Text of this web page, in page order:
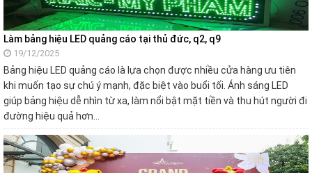
Làm bảng hiệu LED quảng cáo tại thủ đức, q2, q9
19/12/2025
Bảng hiệu LED quảng cáo là lựa chọn được nhiều cửa hàng ưu tiên
khi muốn tạo sự chú ý mạnh, đặc biệt vào buổi tối. Ánh sáng LED
giúp bảng hiệu dễ nhìn từ xa, làm nổi bật mặt tiền và thu hút người đi
đường hiệu quả hơn…